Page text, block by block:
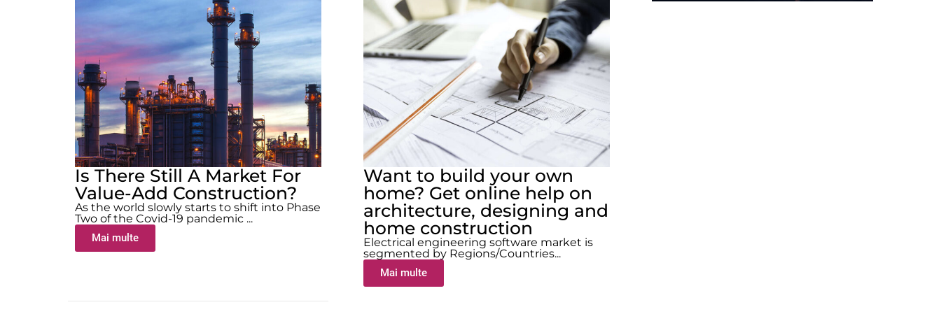
Is There Still A Market For
Value-Add Construction?
As the world slowly starts to shift into Phase
Two of the Covid-19 pandemic ...
Mai multe
Want to build your own
home? Get online help on
architecture, designing and
home construction
Electrical engineering software market is
segmented by Regions/Countries...
Mai multe